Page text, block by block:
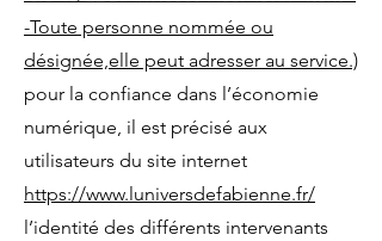
-Toute personne nommée ou
désignée,elle peut adresser au service.)
pour la confiance dans l’économie
numérique, il est précisé aux
utilisateurs du site internet
https://www.luniversdefabienne.fr/
l’identité des différents intervenants